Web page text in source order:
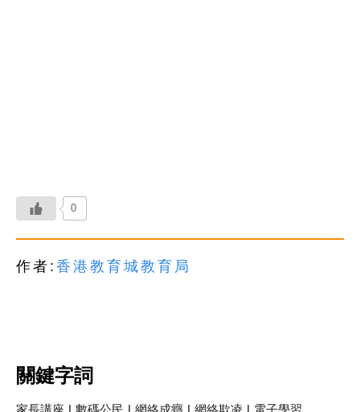
0
作者: 香港教育城教育局
關鍵字詞